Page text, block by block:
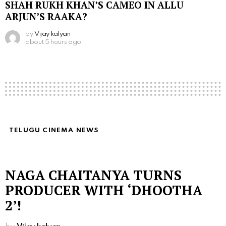
SHAH RUKH KHAN’S CAMEO IN ALLU
ARJUN’S RAAKA?
by Vijay kalyan
about 5 hours ago
TELUGU CINEMA NEWS
NAGA CHAITANYA TURNS
PRODUCER WITH ‘DHOOTHA
2’!